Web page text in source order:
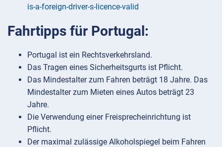
is-a-foreign-driver-s-licence-valid
Fahrtipps für Portugal:
Portugal ist ein Rechtsverkehrsland.
Das Tragen eines Sicherheitsgurts ist Pflicht.
Das Mindestalter zum Fahren beträgt 18 Jahre. Das
Mindestalter zum Mieten eines Autos beträgt 23
Jahre.
Die Verwendung einer Freisprecheinrichtung ist
Pflicht.
Der maximal zulässige Alkoholspiegel beim Fahren